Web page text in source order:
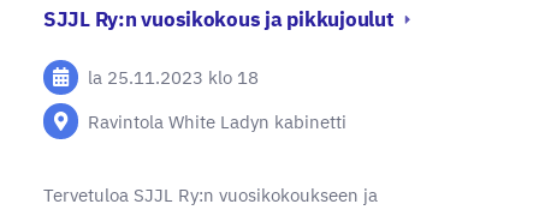
SJJL Ry:n vuosikokous ja pikkujoulut
la 25.11.2023 klo 18
Ravintola White Ladyn kabinetti
Tervetuloa SJJL Ry:n vuosikokoukseen ja